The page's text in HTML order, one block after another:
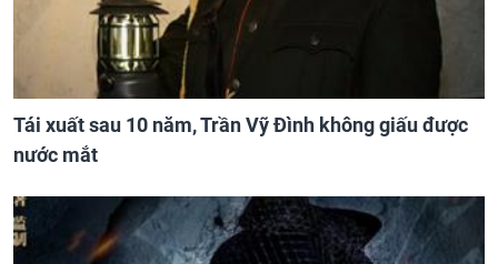
Tái xuất sau 10 năm, Trần Vỹ Đình không giấu được
nước mắt